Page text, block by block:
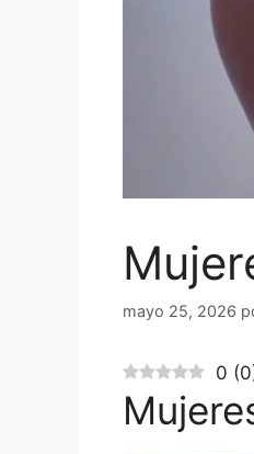
mayo 25, 2026
0 (0